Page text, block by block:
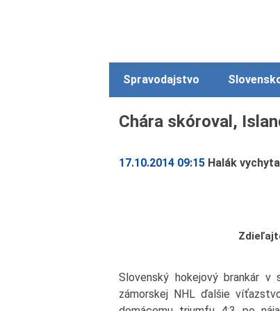
Spravodajstvo
Chára skóroval,
17.10.2014 09:15 Halák
Slovenský hokejový brankár v
zámorskej NHL ďalšie